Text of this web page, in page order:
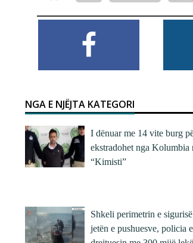
NGA E NJËJTA KATEGORI
I dënuar me 14 vite burg
ekstradohet nga Kolumbia
“Kimisti”
Shkeli perimetrin e
jetën e pushuesve, policia